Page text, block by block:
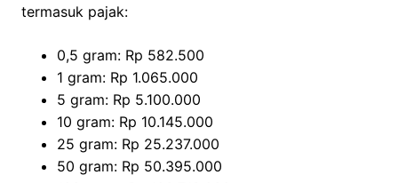
termasuk pajak:
0,5 gram: Rp 582.500
1 gram: Rp 1.065.000
5 gram: Rp 5.100.000
10 gram: Rp 10.145.000
25 gram: Rp 25.237.000
50 gram: Rp 50.395.000